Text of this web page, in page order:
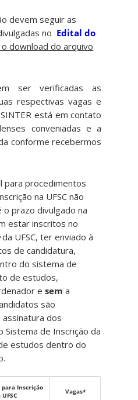
devem seguir as
no Edital do
o download do arquivo
ser verificadas as
respectivas vagas e
está em contato
conveniadas e a
conforme recebermos
para procedimentos
na UFSC não
prazo divulgado na
estar inscritos no
da UFSC, ter enviado à
de candidatura,
do sistema de
de estudos,
esem a
são
dos
Sistema de Inscrição da
estudos dentro do
Inscrição
Vagas*